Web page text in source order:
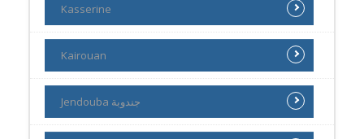
Kasserine
Kairouan
Jendouba جندوبة